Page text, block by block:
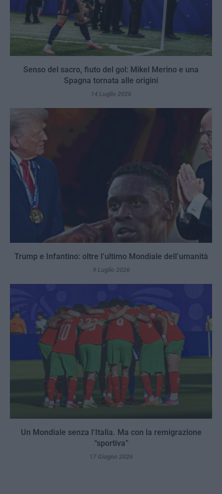
Senso del sacro, fiuto del gol: Mikel Merino e una
Spagna tornata alle origini
14 Luglio 2026
Trump e Infantino: oltre l’ultimo Mondiale dell’umanità
9 Luglio 2026
Un Mondiale senza l’Italia. Ma con la remigrazione
“sportiva”
17 Giugno 2026